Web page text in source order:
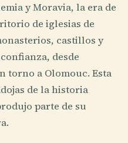
y Moravia, la era de
de iglesias de
castillos y
desde
torno a Olomouc. Esta
de la historia
parte de su